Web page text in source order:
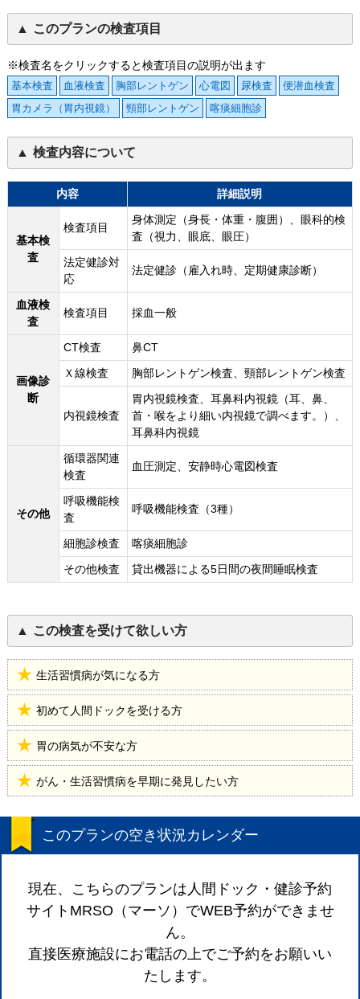
このプランの検査項目
※検査名をクリックすると検査項目の説明が出ます
基本検査 血液検査 胸部レントゲン 心電図 尿検査
便潜血検査
胃カメラ（胃内視鏡）
頸部レントゲン 喀痰細胞診
検査内容について
内容 詳細説明
基本検
査
検査項目
身体測定（身長・体重・腹囲）、眼科的検
査（視力、眼底、眼圧）
法定健診対
応
法定健診（雇入れ時、定期健康診断）
血液検
査
検査項目 採血一般
画像診
断
CT検査
鼻CT
Ｘ線検査
胸部レントゲン検査、頸部レントゲン検査
内視鏡検査
胃内視鏡検査、耳鼻科内視鏡（耳、鼻、
首・喉をより細い内視鏡で調べます。）、
耳鼻科内視鏡
その他
循環器関連
検査
血圧測定、安静時心電図検査
呼吸機能検
査
呼吸機能検査（3種）
細胞診検査
喀痰細胞診
その他検査
貸出機器による5日間の夜間睡眠検査
この検査を受けて欲しい方
生活習慣病が気になる方
初めて人間ドックを受ける方
胃の病気が不安な方
がん・生活習慣病を早期に発見したい方
このプランの空き状況カレンダー
現在、こちらのプランは人間ドック・健診予約
サイトMRSO（マーソ）でWEB予約ができませ
ん。
直接医療施設にお電話の上でご予約をお願いい
たします。